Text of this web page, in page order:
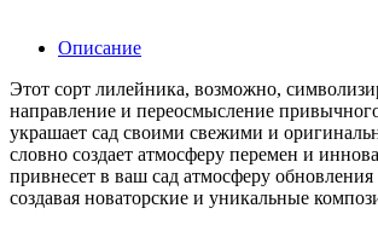
Описание
Этот сорт лилейника, возможно,
направление и переосмысление
украшает сад своими свежими и
словно создает атмосферу перемен и
привнесет в ваш сад атмосферу обновления
создавая новаторские и уникальные